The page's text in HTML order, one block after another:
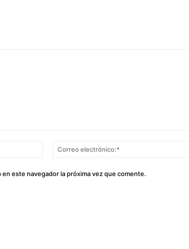
Nombre:*
este navegador la próxima vez que comente.